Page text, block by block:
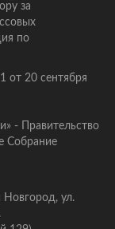
за
по
20 сентября
- Правительство
Собрание
ул.